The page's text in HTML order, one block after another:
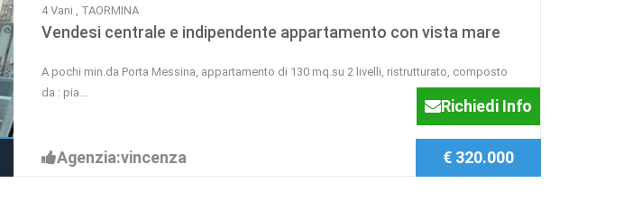
4 Vani , TAORMINA
Vendesi centrale e indipendente appartamento con vista mare
A pochi min.da Porta Messina, appartamento di 130 mq.su 2 livelli, ristrutturato, composto
da : pia...
Richiedi Info
Agenzia:vincenza € 320.000